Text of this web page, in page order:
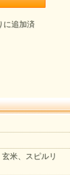
す。
ミン、13種類
有量は、緑黄色
た、一般的に植
が、1g中に1.9μg
基準（推奨量）
に追加済
米、スピルリ